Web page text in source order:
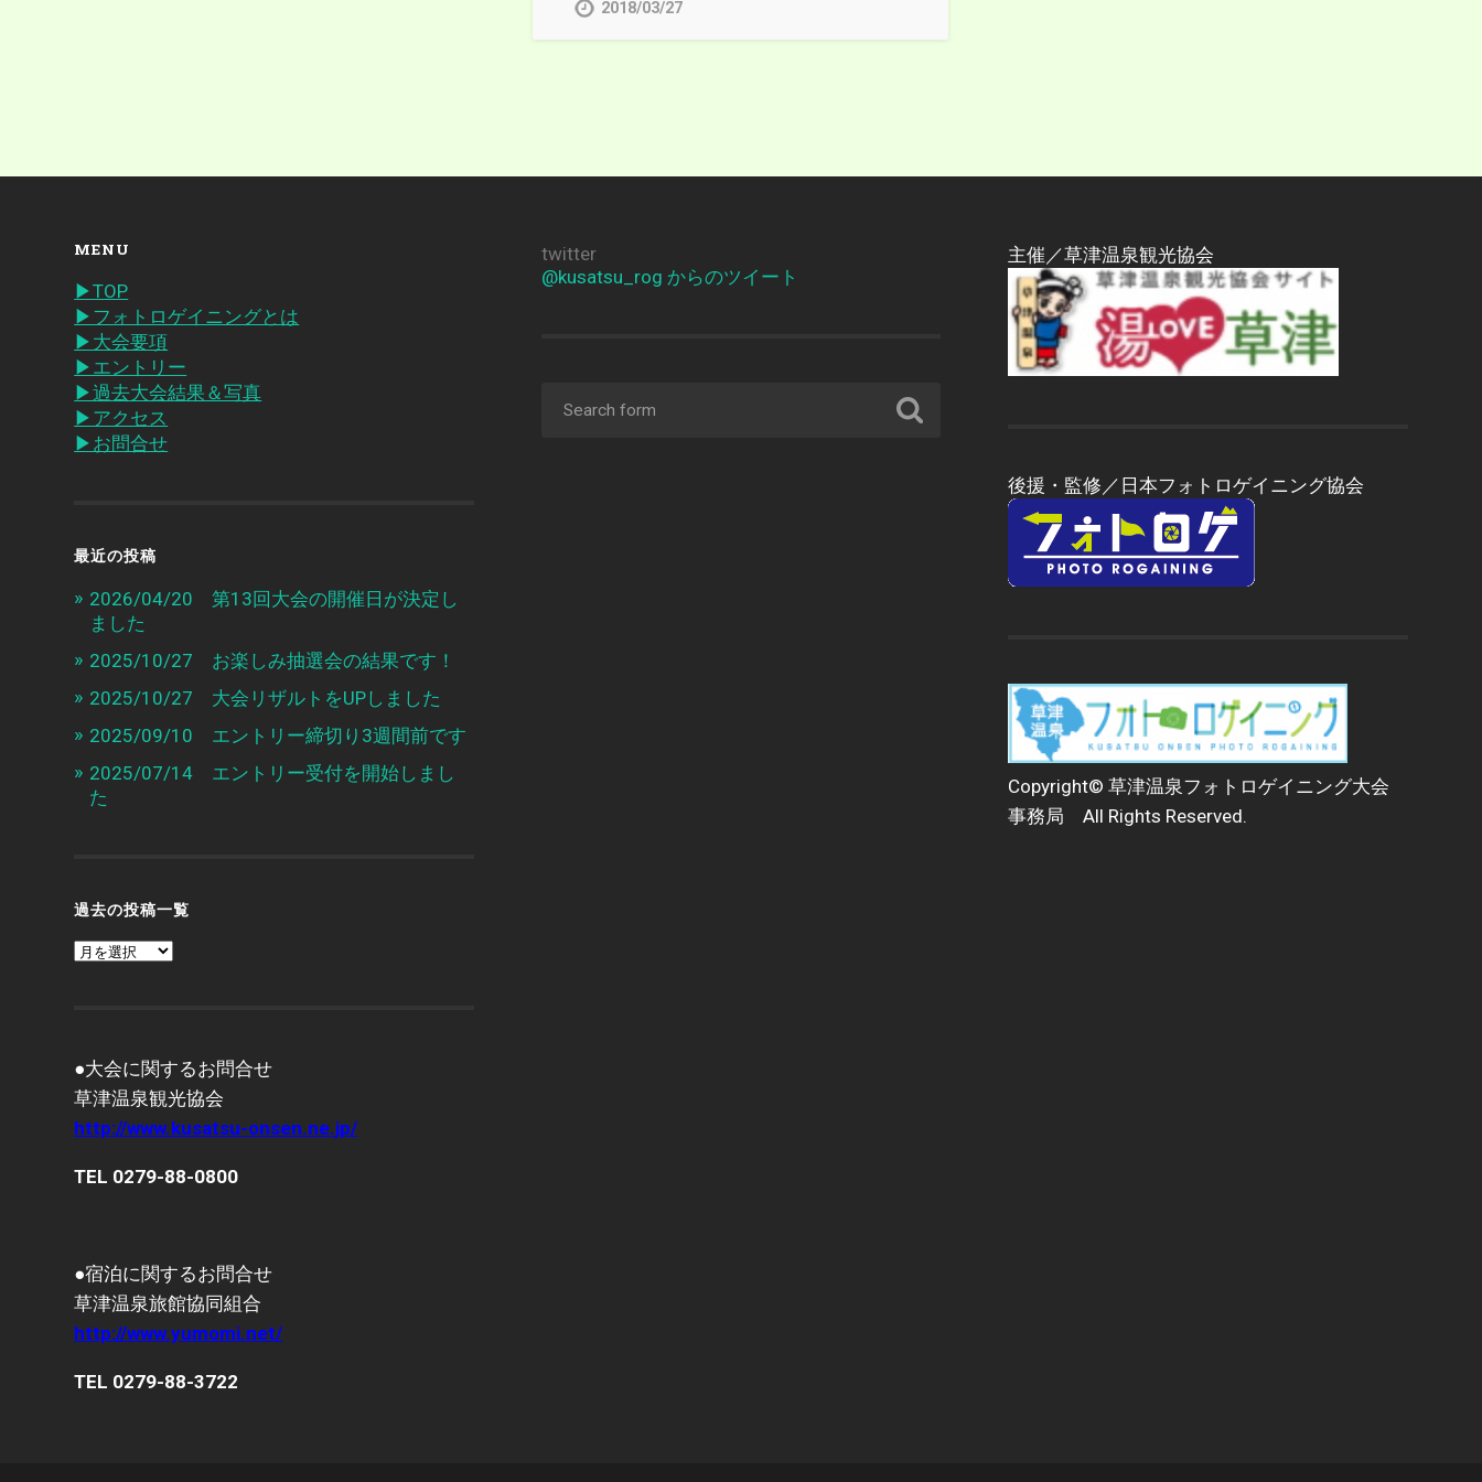
2018/03/27
MENU
▶︎TOP
▶︎フォトロゲイニングとは
▶︎大会要項
▶︎エントリー
▶︎過去大会結果＆写真
▶︎アクセス
▶︎お問合せ
最近の投稿
2026/04/20 第13回大会の開催日が決定し
ました
2025/10/27 お楽しみ抽選会の結果です！
2025/10/27 大会リザルトをUPしました
2025/09/10 エントリー締切り3週間前です
2025/07/14 エントリー受付を開始しまし
た
過去の投稿一覧
過
去
覧
●大会に関するお問合せ
草津温泉観光協会
http://www.kusatsu-onsen.ne.jp/
TEL 0279-88-0800
●宿泊に関するお問合せ
草津温泉旅館協同組合
http://www.yumomi.net/
TEL 0279-88-3722
twitter
@kusatsu_rog からのツイート
主催／草津温泉観光協会
後援・監修／日本フォトロゲイニング協会
Copyright© 草津温泉フォトロゲイニング大会
事務局 All Rights Reserved.